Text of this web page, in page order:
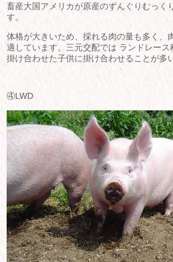
畜産大国アメリカが原産のずんぐりむっく
す。
体格が大きいため、採れる肉の量も多く、
適しています。三元交配では ランドレー
掛け合わせた子供に掛け合わせることが多
④LWD